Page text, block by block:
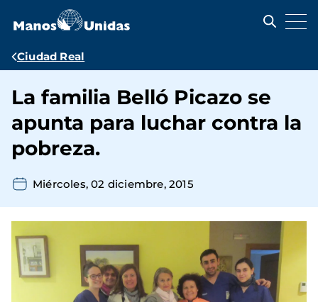
contenido
Ruta
navegación
Ciudad Real
La familia Belló Picazo se
apunta para luchar contra la
pobreza.
Miércoles, 02 diciembre, 2015